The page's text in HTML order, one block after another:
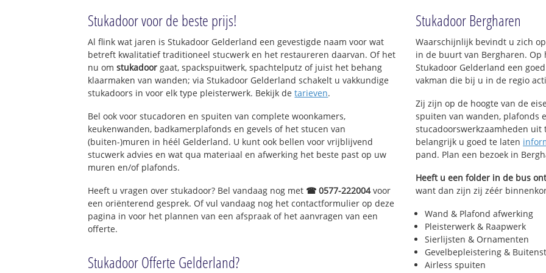
Bedrijventerrein Breekwagen
Stukadoor voor de beste prijs!
Al flink wat jaren is Stukadoor Gelderland een gevestigde naam voor wat
betreft kwalitatief traditioneel stucwerk en het restaureren daarvan. Of het
nu omstukadoor gaat, spackspuitwerk, spachtelputz of juist het behang
klaarmaken van wanden; via Stukadoor Gelderland schakelt u vakkundige
stukadoors in voor elk type pleisterwerk. Bekijk detarieven.
Bel ook voor stucadoren en spuiten van complete woonkamers,
keukenwanden, badkamerplafonds en gevels of het stucen van
(buiten-)muren in héél Gelderland. U kunt ook bellen voor vrijblijvend
stucwerk advies en wat qua materiaal en afwerking het beste past op uw
muren en/of plafonds.
Heeft u vragen over stukadoor? Bel vandaag nog met ☎ 0577-222004voor
een oriënterend gesprek. Of vul vandaag nog het contactformulier op deze
pagina in voor het plannen van een afspraak of het aanvragen van een
offerte.
Stukadoor Offerte Gelderland?
Stukadoor Bergharen
Waarschijnlijk bevindt u zich
in de buurt van Bergharen. Op
Stukadoor Gelderland een
vakman die bij u in de regio
Zij zijn op de hoogte van de
spuiten van wanden, plafonds
stucadoorswerkzaamheden
belangrijk u goed te laten
pand. Plan een bezoek in
Heeft u een folder in de bus
want dan zijn zij zéér
Wand & Plafond afwerking
Pleisterwerk & Raapwerk
Sierlijsten & Ornamenten
Gevelbepleistering &
Airless spuiten